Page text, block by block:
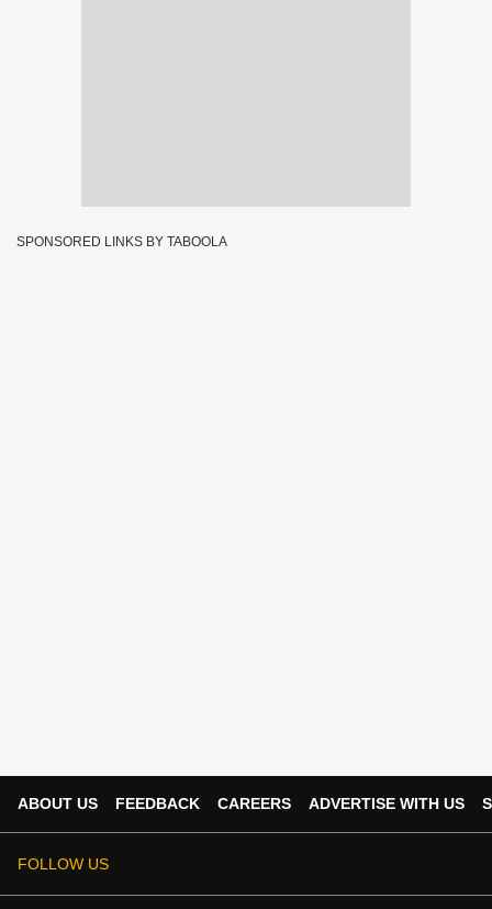
SPONSORED LINKS BY TABOOLA
ABOUT US FEEDBACK CAREERS ADVERTISE WITH US
FOLLOW US